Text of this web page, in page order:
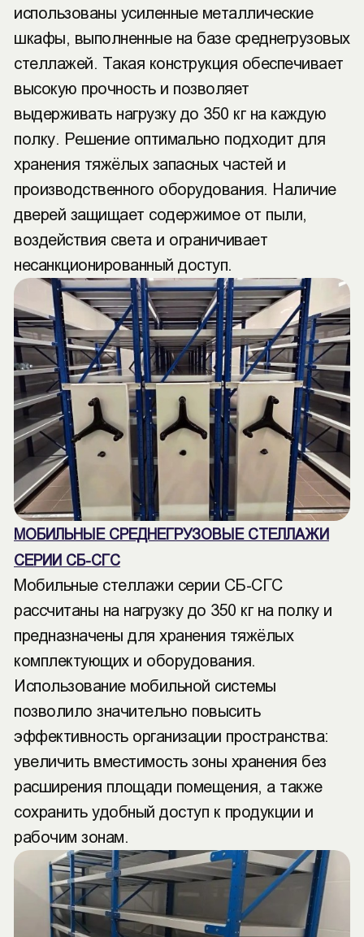
использованы усиленные металлические
шкафы, выполненные на базе среднегрузовых
стеллажей. Такая конструкция обеспечивает
высокую прочность и позволяет
выдерживать нагрузку до 350 кг на каждую
полку. Решение оптимально подходит для
хранения тяжёлых запасных частей и
производственного оборудования. Наличие
дверей защищает содержимое от пыли,
воздействия света и ограничивает
несанкционированный доступ.
МОБИЛЬНЫЕ СРЕДНЕГРУЗОВЫЕ СТЕЛЛАЖИ
СЕРИИ СБ-СГС
Мобильные стеллажи серии СБ-СГС
рассчитаны на нагрузку до 350 кг на полку и
предназначены для хранения тяжёлых
комплектующих и оборудования.
Использование мобильной системы
позволило значительно повысить
эффективность организации пространства:
увеличить вместимость зоны хранения без
расширения площади помещения, а также
сохранить удобный доступ к продукции и
рабочим зонам.